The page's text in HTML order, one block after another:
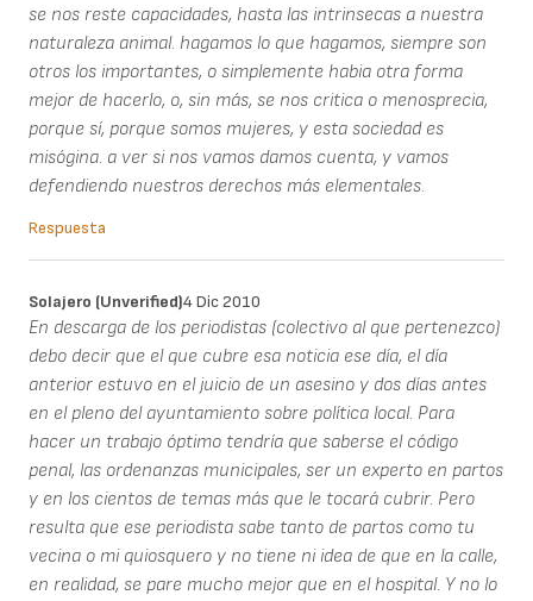
se nos reste capacidades, hasta las intrinsecas a nuestra
naturaleza animal. hagamos lo que hagamos, siempre son
otros los importantes, o simplemente habia otra forma
mejor de hacerlo, o, sin más, se nos critica o menosprecia,
porque sí, porque somos mujeres, y esta sociedad es
misógina. a ver si nos vamos damos cuenta, y vamos
defendiendo nuestros derechos más elementales.
Respuesta
Solajero (unverified)4 Dic 2010
En descarga de los periodistas (colectivo al que pertenezco)
debo decir que el que cubre esa noticia ese día, el día
anterior estuvo en el juicio de un asesino y dos días antes
en el pleno del ayuntamiento sobre política local. Para
hacer un trabajo óptimo tendría que saberse el código
penal, las ordenanzas municipales, ser un experto en partos
y en los cientos de temas más que le tocará cubrir. Pero
resulta que ese periodista sabe tanto de partos como tu
vecina o mi quiosquero y no tiene ni idea de que en la calle,
en realidad, se pare mucho mejor que en el hospital. Y no lo